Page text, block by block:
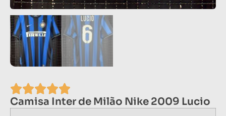
Camisa Inter de Milão Nike 2009 Lucio